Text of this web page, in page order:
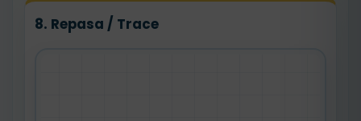
8. Repasa / Trace